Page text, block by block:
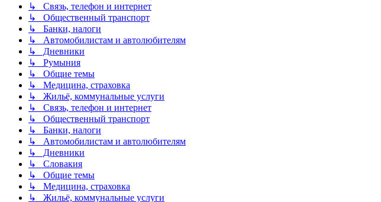
↳ Связь, телефон и интернет
↳ Общественный транспорт
↳ Банки, налоги
↳ Автомобилистам и автолюбителям
↳ Дневники
↳ Румыния
↳ Общие темы
↳ Медицина, страховка
↳ Жильё, коммунальные услуги
↳ Связь, телефон и интернет
↳ Общественный транспорт
↳ Банки, налоги
↳ Автомобилистам и автолюбителям
↳ Дневники
↳ Словакия
↳ Общие темы
↳ Медицина, страховка
↳ Жильё, коммунальные услуги